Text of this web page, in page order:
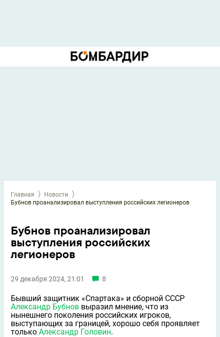
Главная
Новости
Бубнов проанализировал выступления российских легионеров
Бубнов проанализировал
выступления российских
легионеров
29 декабря 2024, 21:01 8
Бывший защитник «Спартака» и сборной СССР
Александр Бубнов выразил мнение, что из
нынешнего поколения российских игроков,
выступающих за границей, хорошо себя проявляет
только Александр Головин.